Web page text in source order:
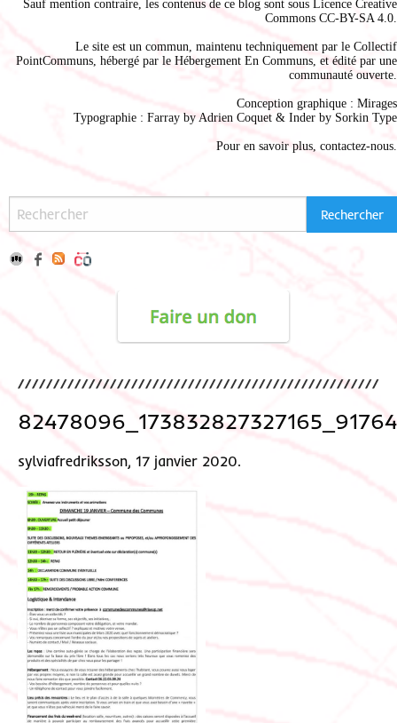
Sauf mention contraire, les contenus de ce blog sont sous Licence Creative
Commons CC-BY-SA 4.0.
Le site est un commun, maintenu techniquement par le Collectif
PointCommuns, hébergé par le Hébergement En Communs, et édité par une
communauté ouverte.
Conception graphique : Mirages
Typographie : Farray by Adrien Coquet & Inder by Sorkin Type
Pour en savoir plus, contactez-nous.
sylviafredriksson, 17 janvier 2020.